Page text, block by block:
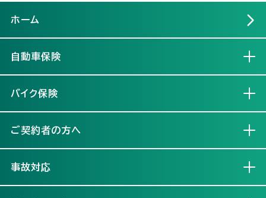
ホーム
自動車保険
バイク保険
ご契約者の方へ
事故対応